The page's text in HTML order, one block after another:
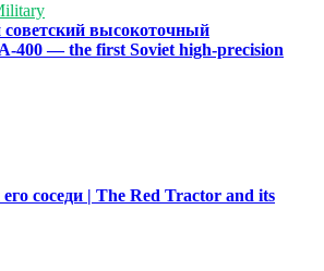
высокоточный
400 — the first Soviet high-precision
соседи | The Red Tractor and its